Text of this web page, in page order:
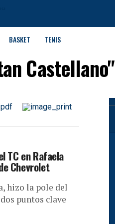
BASKET TENIS
Castellano"
TC en Rafaela
Chevrolet
hizo la pole del
puntos clave